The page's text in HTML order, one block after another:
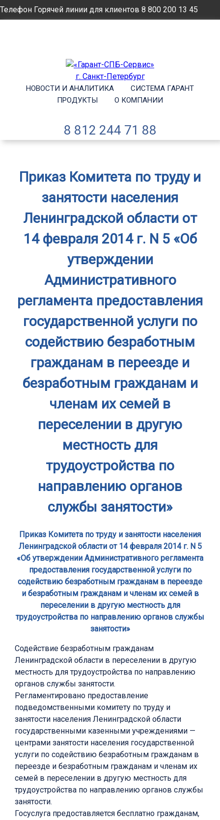
Телефон Горячей линии для клиентов 8 800 200 13 45
НОВОСТИ И АНАЛИТИКА
СИСТЕМА ГАРАНТ
ПРОДУКТЫ
О КОМПАНИИ
8 812 244 71 88
Приказ Комитета по труду и
занятости населения
Ленинградской области от
14 февраля 2014 г. N 5 «Об
утверждении
Административного
регламента предоставления
государственной услуги по
содействию безработным
гражданам в переезде и
безработным гражданам и
членам их семей в
переселении в другую
местность для
трудоустройства по
направлению органов
службы занятости»
Приказ Комитета по труду и занятости населения
Ленинградской области от 14 февраля 2014 г. N 5
«Об утверждении Административного регламента
предоставления государственной услуги по
содействию безработным гражданам в переезде
и безработным гражданам и членам их семей в
переселении в другую местность для
трудоустройства по направлению органов службы
занятости»
Содействие безработным гражданам
Ленинградской области в переселении в другую
местность для трудоустройства по направлению
органов службы занятости.
Регламентировано предоставление
подведомственными комитету по труду и
занятости населения Ленинградской области
государственными казенными учреждениями —
центрами занятости населения государственной
услуги по содействию безработным гражданам в
переезде и безработным гражданам и членам их
семей в переселении в другую местность для
трудоустройства по направлению органов службы
занятости.
Госуслуга предоставляется бесплатно гражданам,